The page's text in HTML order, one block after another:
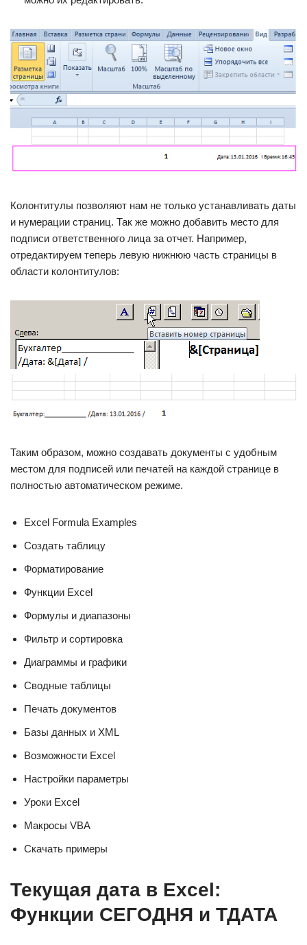
Колонтитулы позволяют нам не только устанавливать даты
и нумерации страниц. Так же можно добавить место для
подписи ответственного лица за отчет. Например,
отредактируем теперь левую нижнюю часть страницы в
области колонтитулов:
Таким образом, можно создавать документы с удобным
местом для подписей или печатей на каждой странице в
полностью автоматическом режиме.
Excel Formula Examples
Создать таблицу
Форматирование
Функции Excel
Формулы и диапазоны
Фильтр и сортировка
Диаграммы и графики
Сводные таблицы
Печать документов
Базы данных и XML
Возможности Excel
Настройки параметры
Уроки Excel
Макросы VBA
Скачать примеры
Текущая дата в Excel:
Функции СЕГОДНЯ и ТДАТА